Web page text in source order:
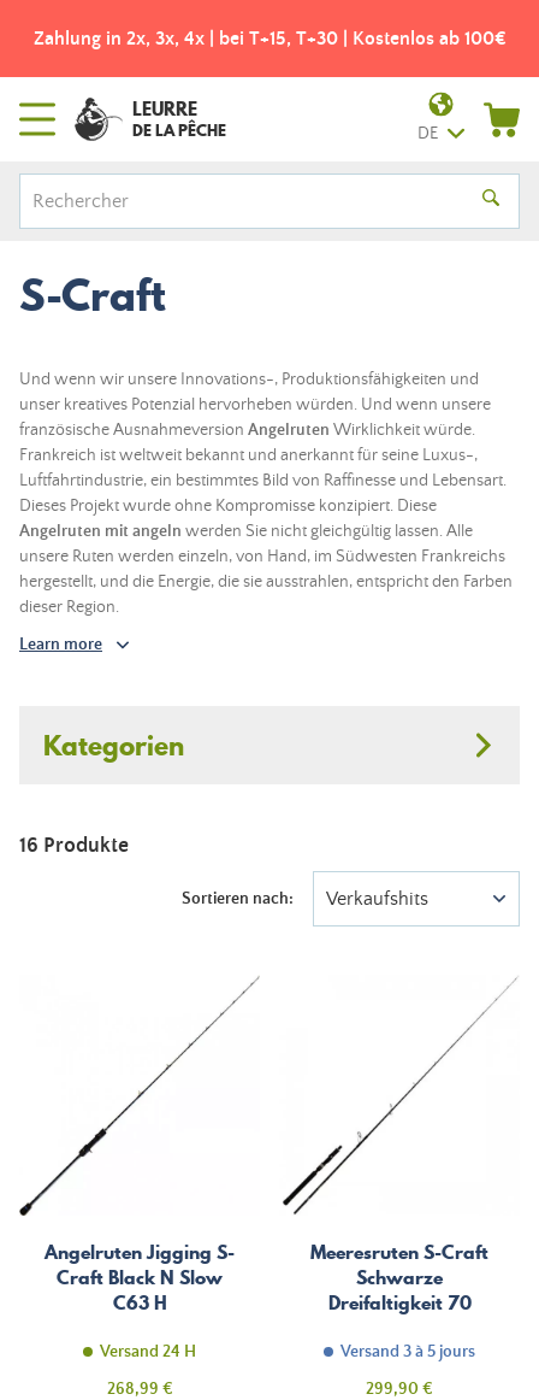
Zahlung in 2x, 3x, 4x | bei T+15, T+30 | Kostenlos ab 100€
LEURRE
DE LA PÊCHE DE
S-Craft
Und wenn wir unsere Innovations-, Produktionsfähigkeiten und
unser kreatives Potenzial hervorheben würden. Und wenn unsere
französische Ausnahmeversion Angelruten Wirklichkeit würde.
Frankreich ist weltweit bekannt und anerkannt für seine Luxus-,
Luftfahrtindustrie, ein bestimmtes Bild von Raffinesse und Lebensart.
Dieses Projekt wurde ohne Kompromisse konzipiert. Diese
Angelruten mit angeln werden Sie nicht gleichgültig lassen. Alle
unsere Ruten werden einzeln, von Hand, im Südwesten Frankreichs
hergestellt, und die Energie, die sie ausstrahlen, entspricht den Farben
dieser Region.
Learn more
Kategorien
16 Produkte
Sortieren nach: Verkaufshits
Angelruten Jigging S-
Craft Black N Slow
C63 H
Versand 24 H
Preis
268,99 €
Meeresruten S-Craft
Schwarze
Dreifaltigkeit 70
Versand 3 à 5 jours
Preis
299,90 €